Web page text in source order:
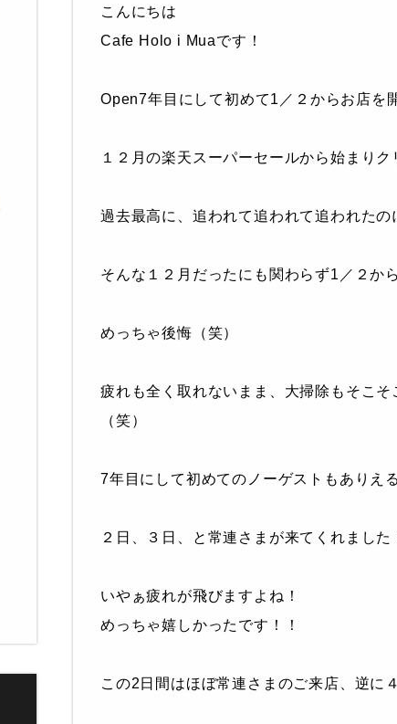
こんにちは
Cafe Holo i Muaです！
Open7年目にして初めて1／２からお店を
１２月の楽天スーパーセールから始まり
過去最高に、追われて追われて追われたの
そんな１２月だったにも関わらず1／２か
めっちゃ後悔（笑）
疲れも全く取れないまま、大掃除もそこ
（笑）
7年目にして初めてのノーゲストもありえ
２日、３日、と常連さまが来てくれました
いやぁ疲れが飛びますよね！
めっちゃ嬉しかったです！！
この2日間はほぼ常連さまのご来店、逆に